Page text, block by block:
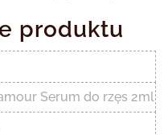
produktu
Serum do rzęs 2ml